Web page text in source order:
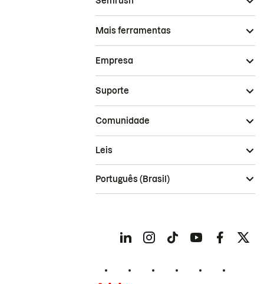
Mais ferramentas
Empresa
Suporte
Comunidade
Leis
Português (Brasil)